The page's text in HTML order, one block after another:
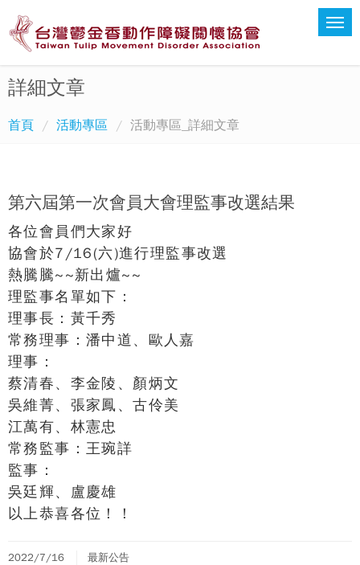
詳細文章
首頁 活動專區 活動專區_詳細文章
第六屆第一次會員大會理監事改選結果
各位會員們大家好
協會於7/16(六)進行理監事改選
熱騰騰~~新出爐~~
理監事名單如下：
理事長：黃千秀
常務理事：潘中道、歐人嘉
理事：
蔡清春、李金陵、顏炳文
吳維菁、張家鳳、古伶美
江萬有、林憲忠
常務監事：王琬詳
監事：
吳廷輝、盧慶雄
以上恭喜各位！！
2022/7/16 最新公告